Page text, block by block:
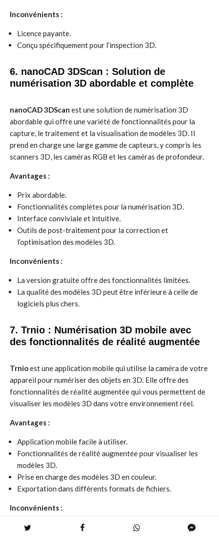
Inconvénients :
Licence payante.
Conçu spécifiquement pour l’inspection 3D.
6. nanoCAD 3DScan : Solution de
numérisation 3D abordable et complète
nanoCAD 3DScan est une solution de numérisation 3D
abordable qui offre une variété de fonctionnalités pour la
capture, le traitement et la visualisation de modèles 3D. Il
prend en charge une large gamme de capteurs, y compris les
scanners 3D, les caméras RGB et les caméras de profondeur.
Avantages :
Prix abordable.
Fonctionnalités complètes pour la numérisation 3D.
Interface conviviale et intuitive.
Outils de post-traitement pour la correction et
l’optimisation des modèles 3D.
Inconvénients :
La version gratuite offre des fonctionnalités limitées.
La qualité des modèles 3D peut être inférieure à celle de
logiciels plus chers.
7. Trnio : Numérisation 3D mobile avec
des fonctionnalités de réalité augmentée
Trnioest une application mobile qui utilise la caméra de votre
appareil pour numériser des objets en 3D. Elle offre des
fonctionnalités de réalité augmentée qui vous permettent de
visualiser les modèles 3D dans votre environnement réel.
Avantages :
Application mobile facile à utiliser.
Fonctionnalités de réalité augmentée pour visualiser les
modèles 3D.
Prise en charge des modèles 3D en couleur.
Exportation dans différents formats de fichiers.
Inconvénients :
La qualité des numérisations peut être limitée par la qualité